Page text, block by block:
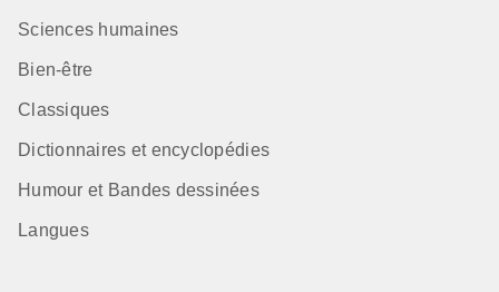
Sciences humaines
Bien-être
Classiques
Dictionnaires et encyclopédies
Humour et Bandes dessinées
Langues